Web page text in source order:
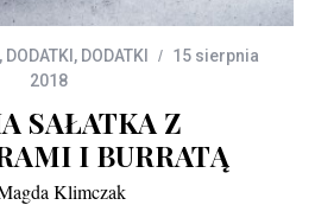
, DODATKI , DODATKI
15 sierpnia
2018
SAŁATKA Z
I BURRATĄ
Klimczak